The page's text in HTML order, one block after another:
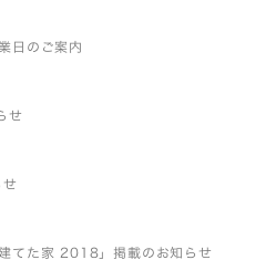
日のご案内
せ
てた家 2018」掲載のお知らせ